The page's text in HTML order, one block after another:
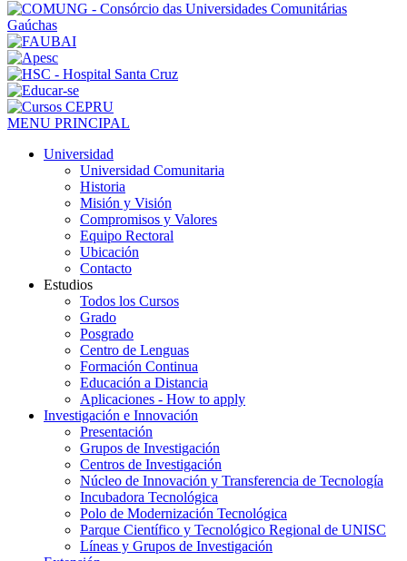
MENU PRINCIPAL
Universidad
Universidad Comunitaria
Historia
Misión y Visión
Compromisos y Valores
Equipo Rectoral
Ubicación
Contacto
Estudios
Todos los Cursos
Grado
Posgrado
Centro de Lenguas
Formación Continua
Educación a Distancia
Aplicaciones - How to apply
Investigación e Innovación
Presentación
Grupos de Investigación
Centros de Investigación
Núcleo de Innovación y Transferencia de Tecnología
Incubadora Tecnológica
Polo de Modernización Tecnológica
Parque Científico y Tecnológico Regional de UNISC
Líneas y Grupos de Investigación